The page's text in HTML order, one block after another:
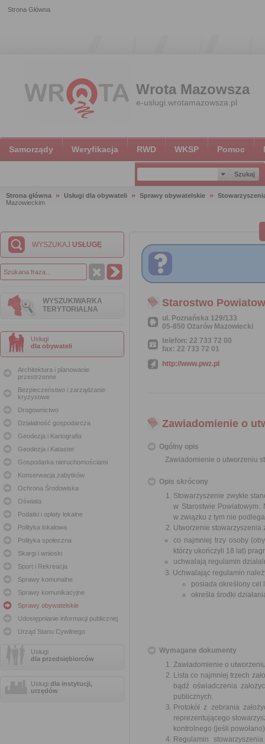
Strona Główna
Wrota Mazowsza
e-uslugi.wrotamazowsza.pl
Samorządy Weryfikacja RWD WKSP Pomoc
Strona główna Usługi dla obywateli Sprawy obywatelskie
Mazowieckim
WYSZUKAJ USŁUGĘ
WYSZUKIWARKA
TERYTORIALNA
Usługi
dla obywateli
Architektura i planowanie
przestrzenne
Bezpieczeństwo i zarządzanie
kryzysowe
Drogownictwo
Działalność gospodarcza
Geodezja i Kartografia
Geodezja i Kataster
Gospodarka nieruchomościami
Konserwacja zabytków
Ochrona Środowiska
Oświata
Podatki i opłaty lokalne
Polityka lokalowa
Polityka społeczna
Skargi i wnioski
Sport i Rekreacja
Sprawy komunalne
Sprawy komunikacyjne
Sprawy obywatelskie
Udostępnianie informacji publicznej
Urząd Stanu Cywilnego
Usługi
dla przedsiębiorców
Usługi dla instytucji,
urzędów
Starostwo
ul. Poznańska 129/133
05-850 Ożarów Mazowiecki
telefon: 22 733 72 00
fax: 22 733 72 01
http://www.pwz.pl
Zawiadomienie o
Ogólny opis
Zawiadomienie o utworzeniu
Opis skrócony
Stowarzyszenie zwykłe
w Starostwie Powiatowym.
w związku z tym nie
Utworzenie stowarzyszenia
co najmniej trzy osoby
którzy ukończyli 18 lat)
uchwalają regulamin
3. Uchwalając regulamin
posiada określony cel
określa środki
Wymagane dokumenty
Zawiadomienie o
Lista co najmniej trzech
bądź oświadczenia
publicznych.
Protokół z zebrania
reprezentującego
kontrolnego (jeśli
Regulamin